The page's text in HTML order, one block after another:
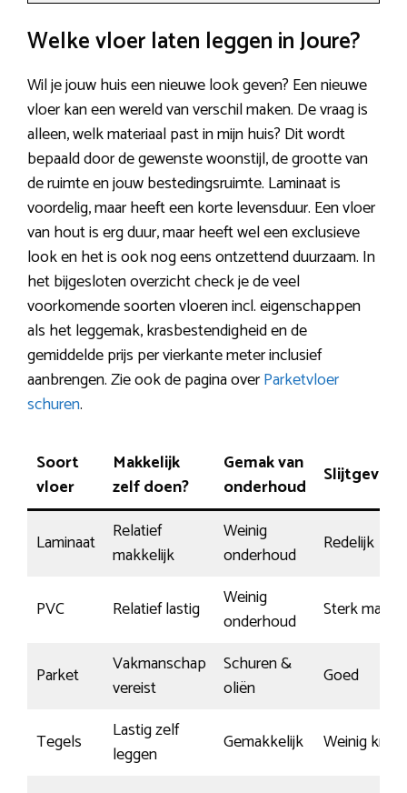
Welke vloer laten leggen in Joure?
Wil je jouw huis een nieuwe look geven? Een nieuwe
vloer kan een wereld van verschil maken. De vraag is
alleen, welk materiaal past in mijn huis? Dit wordt
bepaald door de gewenste woonstijl, de grootte van
de ruimte en jouw bestedingsruimte. Laminaat is
voordelig, maar heeft een korte levensduur. Een vloer
van hout is erg duur, maar heeft wel een exclusieve
look en het is ook nog eens ontzettend duurzaam. In
het bijgesloten overzicht check je de veel
voorkomende soorten vloeren incl. eigenschappen
als het leggemak, krasbestendigheid en de
gemiddelde prijs per vierkante meter inclusief
aanbrengen. Zie ook de pagina overParketvloer
schuren.
Soort
vloer
Makkelijk
zelf doen?
Gemak van
onderhoud
Laminaat
Relatief
makkelijk
Weinig
onderhoud
Redelijk
PVC Relatief lastig
Weinig
onderhoud
Sterk
Parket
Vakmanschap
vereist
Schuren &
oliën
Goed
Tegels
Lastig zelf
leggen
Gemakkelijk Weinig